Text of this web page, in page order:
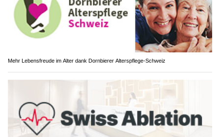
Mehr Lebensfreude im Alter dank Dornbierer Alterspflege-Schweiz